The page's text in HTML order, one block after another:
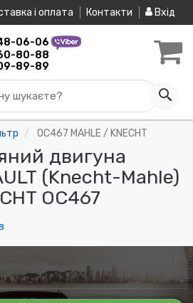
і оплата Контакти Вхід
06-06
80-88
89-89
шукаєте?
OC467 MAHLE / KNECHT
двигуна
(Knecht-Mahle)
OC467